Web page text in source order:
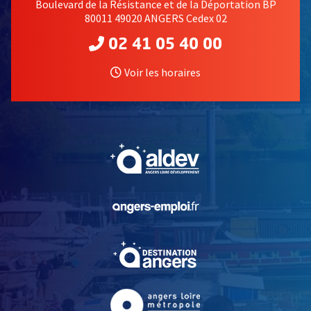
Boulevard de la Résistance et de la Déportation BP
80011 49020 ANGERS Cedex 02
02 41 05 40 00
Voir les horaires
, Ouvre une nouvelle
, Ouvre une nouvelle